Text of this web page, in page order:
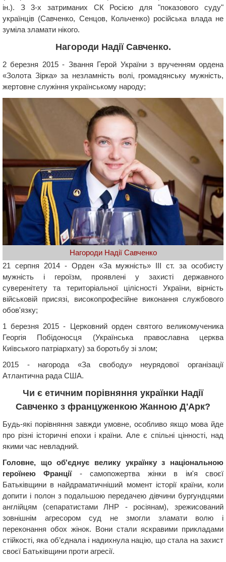
ін.). З 3-х затриманих СК Росією для "показового суду"
українців (Савченко, Сенцов, Кольченко) російська влада не
зуміла зламати нікого.
Нагороди Надії Савченко.
2 березня 2015 - Звання Герой України з врученням ордена
«Золота Зірка» за незламність волі, громадянську мужність,
жертовне служіння українському народу;
Нагороди Надії Савченко
21 серпня 2014 - Орден «За мужність» III ст. за особисту
мужність і героїзм, проявлені у захисті державного
суверенітету та територіальної цілісності України, вірність
військовій присязі, високопрофесійне виконання службового
обов'язку;
1 березня 2015 - Церковний орден святого великомученика
Георгія Побідоносця (Українська православна церква
Київського патріархату) за боротьбу зі злом;
2015 - нагорода «За свободу» неурядової організації
Атлантична рада США.
Чи є етичним порівняння українки Надії
Савченко з француженкою Жанною Д'Арк?
Будь-які порівняння завжди умовне, особливо якщо мова йде
про різні історичні епохи і країни. Але є спільні цінності, над
якими час невладний.
Головне, що об'єднує велику українку з національною
героїнею Франції- самопожертва жінки в ім'я своєї
Батьківщини в найдраматичніший момент історії країни, коли
допити і полон з подальшою передачею дівчини бургундцями
англійцям (сепаратистами ЛНР - росіянам), зрежисований
зовнішнім агресором суд не змогли зламати волю і
переконання обох жінок. Вони стали яскравими прикладами
стійкості, яка об’єднала і надихнула націю, що стала на захист
своєї Батьківщини проти агресії.